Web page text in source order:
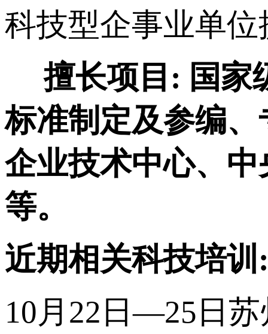
科技型企事业单
擅长项目: 国家
标准制定及参编
企业技术中心、
等。
近期相关科技培训
10月22日—25日